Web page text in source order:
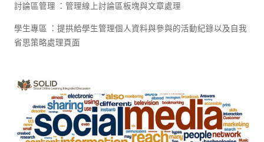
討論區管理 ：管理線上討論區板塊與文章處理
學生專區 ：提拱給學生管理個人資料與參與的活動紀錄以及自我
省思策略處理頁面